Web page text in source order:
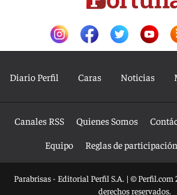
Diario Perfil Caras Noticias
Canales RSS Quienes Somos
Equipo
Reglas de participación
Parabrisas - Editorial Perfil S.A. | © Perfil.com
derechos reservados.